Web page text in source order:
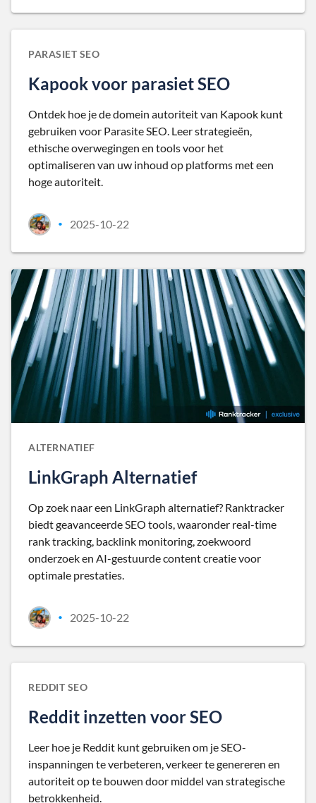
PARASIET SEO
Kapook voor parasiet SEO
Ontdek hoe je de domein autoriteit van Kapook kunt
gebruiken voor Parasite SEO. Leer strategieën,
ethische overwegingen en tools voor het
optimaliseren van uw inhoud op platforms met een
hoge autoriteit.
• 2025-10-22
ALTERNATIEF
LinkGraph Alternatief
Op zoek naar een LinkGraph alternatief? Ranktracker
biedt geavanceerde SEO tools, waaronder real-time
rank tracking, backlink monitoring, zoekwoord
onderzoek en AI-gestuurde content creatie voor
optimale prestaties.
• 2025-10-22
REDDIT SEO
Reddit inzetten voor SEO
Leer hoe je Reddit kunt gebruiken om je SEO-
inspanningen te verbeteren, verkeer te genereren en
autoriteit op te bouwen door middel van strategische
betrokkenheid.